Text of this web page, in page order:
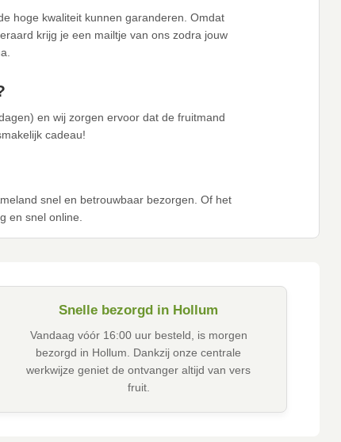
hoge kwaliteit kunnen garanderen. Omdat
krijg je een mailtje van ons zodra jouw
en wij zorgen ervoor dat de fruitmand
cadeau!
snel en betrouwbaar bezorgen. Of het
en snel online.
Snelle bezorgd in Hollum
Vandaag vóór 16:00 uur besteld, is morgen
bezorgd in Hollum. Dankzij onze centrale
werkwijze geniet de ontvanger altijd van vers
fruit.